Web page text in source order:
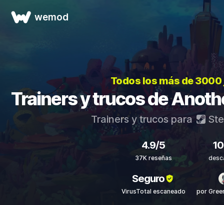
wemod
Todos los más de
Trainers y trucos de
Trainers y trucos para
4.9/5
37K reseñas
Seguro
VirusTotal escaneado por